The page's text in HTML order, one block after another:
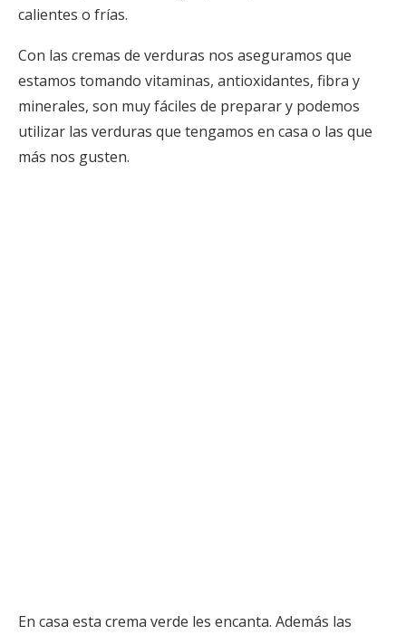
calientes o frías.
Con las cremas de verduras nos aseguramos que
estamos tomando vitaminas, antioxidantes, fibra y
minerales, son muy fáciles de preparar y podemos
utilizar las verduras que tengamos en casa o las que
más nos gusten.
En casa esta crema verde les encanta. Además las